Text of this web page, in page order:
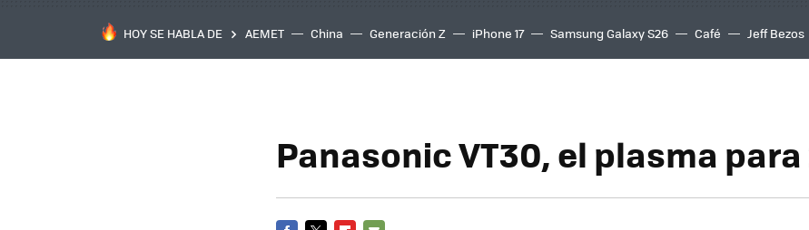
HOY SE HABLA DE AEMET China Generación Z iPhone 17 Samsung Galaxy S26 Café Jeff Bezos
Panasonic VT30, el plasma para